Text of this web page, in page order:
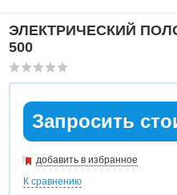
ЭЛЕКТРИЧЕСКИЙ
500
Запросить
добавить в избранное
К сравнению